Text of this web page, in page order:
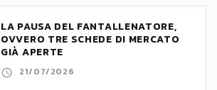
LA PAUSA DEL FANTALLENATORE,
OVVERO TRE SCHEDE DI MERCATO
GIÀ APERTE
21/07/2026